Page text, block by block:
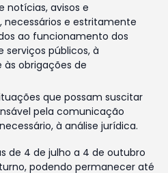
notícias, avisos e
e estritamente
ao funcionamento dos
serviços públicos, à
obrigações de
que possam suscitar
pela comunicação
à análise jurídica.
de 4 de julho a 4 de outubro
podendo permanecer até